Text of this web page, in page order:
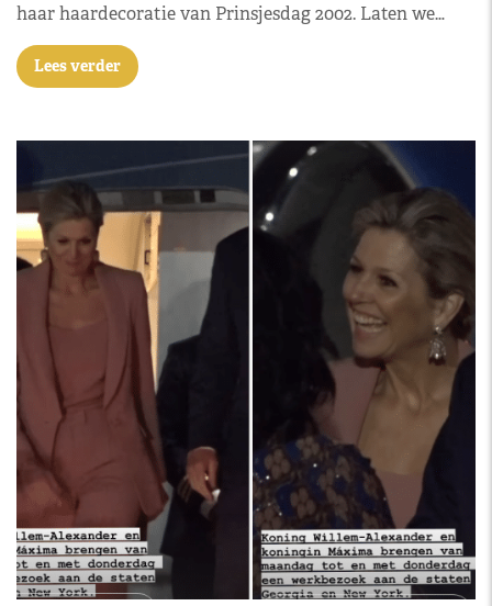
haar haardecoratie van Prinsjesdag 2002. Laten we…
Lees verder